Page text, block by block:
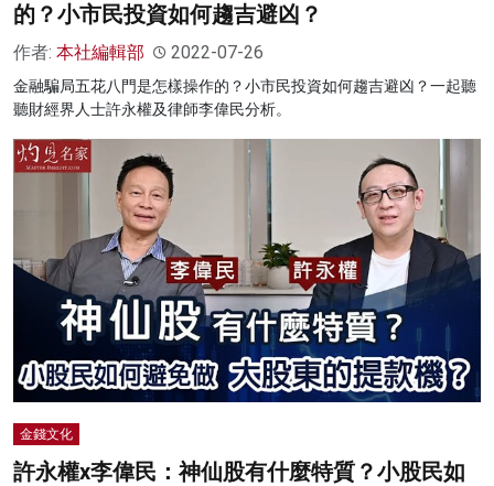
的？小市民投資如何趨吉避凶？
作者: 本社編輯部 2022-07-26
金融騙局五花八門是怎樣操作的？小市民投資如何趨吉避凶？一起聽
聽財經界人士許永權及律師李偉民分析。
金錢文化
許永權x李偉民：神仙股有什麼特質？小股民如